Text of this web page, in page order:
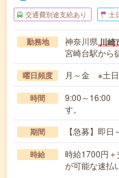
交通費別途支給あり 土
勤務地 神奈川県川崎
宮崎台駅から
曜日頻度 月～金 ※土
時間
9:00～16:00
す。
期間 【急募】即
時給
時給1700円
が可能な速払